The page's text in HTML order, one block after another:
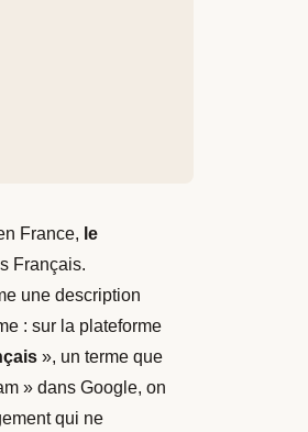
France, le
Français.
une description
: sur la plateforme
», un terme que
» dans Google, on
qui ne